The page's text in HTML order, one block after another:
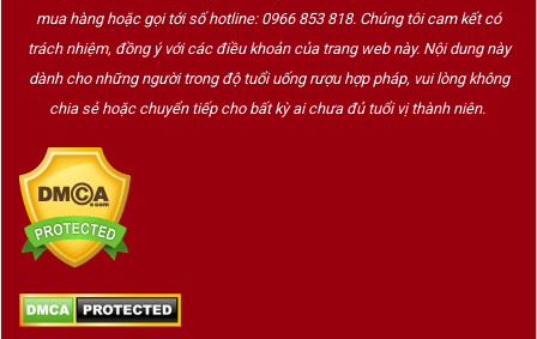
mua hàng hoặc gọi tới số hotline: 0966 853 818. Chúng tôi cam kết có
trách nhiệm, đồng ý với các điều khoản của trang web này. Nội dung này
dành cho những người trong độ tuổi uống rượu hợp pháp, vui lòng không
chia sẻ hoặc chuyển tiếp cho bất kỳ ai chưa đủ tuổi vị thành niên.